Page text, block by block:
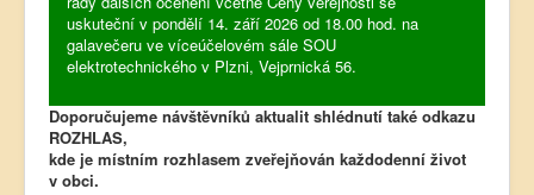
uskuteční v pondělí 14. září 2026 od 18.00 hod. na
galavečeru ve víceúčelovém sále SOU
elektrotechnického v Plzni, Vejprnická 56.
Doporučujeme návštěvníků aktualit shlédnutí také odkazu
ROZHLAS,
kde je místním rozhlasem zveřejňován každodenní život
v obci.